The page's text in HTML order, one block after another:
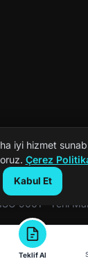
Rögar. Tüm
9001 · Yerli
Teklif Al
iyi hizmet
Çerez
Kabul Et